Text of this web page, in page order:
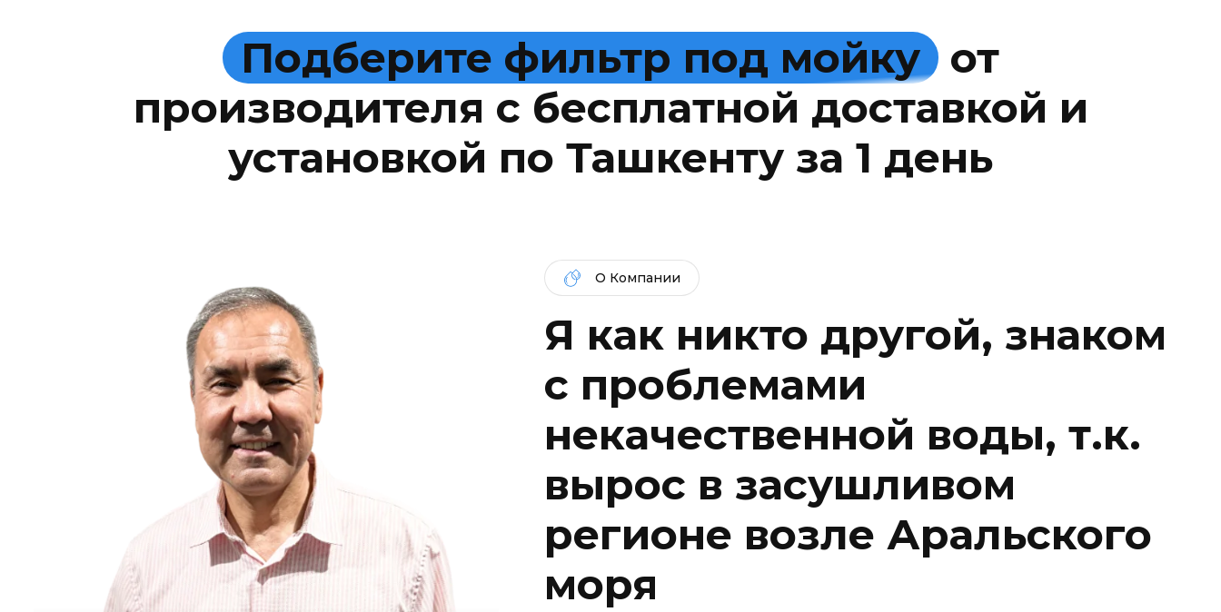
Подберите фильтр под мойку от
производителя с бесплатной доставкой и
установкой по Ташкенту за 1 день
О Компании
Я как никто другой, знаком
c проблемами
некачественной воды, т.к.
вырос в засушливом
регионе возле Аральского
моря